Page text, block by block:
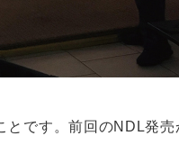
です。前回のNDL発